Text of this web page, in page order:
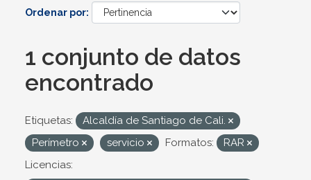
Ordenar por
1 conjunto de datos
encontrado
Etiquetas:
Alcaldía de Santiago de Cali.
Perímetro
servicio Formatos:
RAR
Licencias: